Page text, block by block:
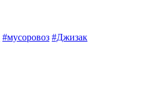
#мусоровоз #Джизак